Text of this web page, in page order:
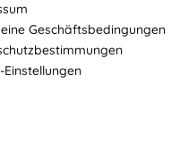
Geschäftsbedingungen
Einstellungen